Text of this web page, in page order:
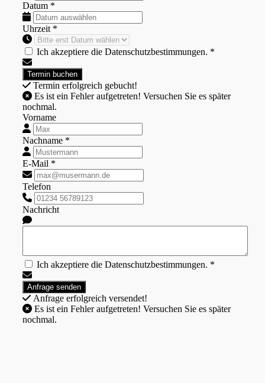
Datum *
Uhrzeit *
Ich akzeptiere die Datenschutzbestimmungen. *
Termin erfolgreich gebucht!
nochmal.
Vorname
Nachname *
E-Mail *
Telefon
Nachricht
Ich akzeptiere die Datenschutzbestimmungen. *
Anfrage erfolgreich versendet!
nochmal.